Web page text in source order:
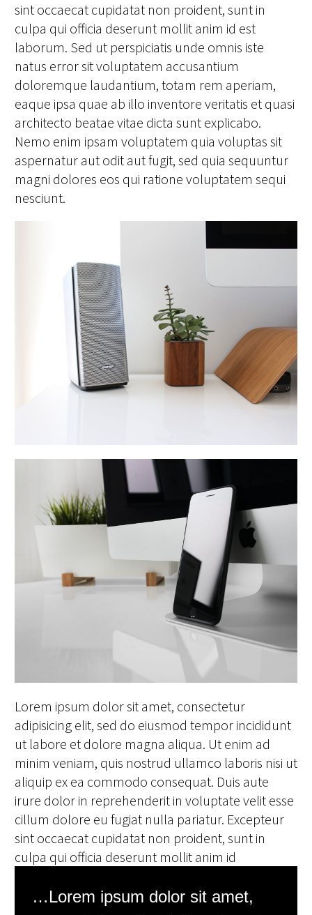
sint occaecat cupidatat non proident, sunt in
culpa qui officia deserunt mollit anim id est
laborum. Sed ut perspiciatis unde omnis iste
natus error sit voluptatem accusantium
doloremque laudantium, totam rem aperiam,
eaque ipsa quae ab illo inventore veritatis et quasi
architecto beatae vitae dicta sunt explicabo.
Nemo enim ipsam voluptatem quia voluptas sit
aspernatur aut odit aut fugit, sed quia sequuntur
magni dolores eos qui ratione voluptatem sequi
nesciunt.
Lorem ipsum dolor sit amet, consectetur
adipisicing elit, sed do eiusmod tempor incididunt
ut labore et dolore magna aliqua. Ut enim ad
minim veniam, quis nostrud ullamco laboris nisi ut
aliquip ex ea commodo consequat. Duis aute
irure dolor in reprehenderit in voluptate velit esse
cillum dolore eu fugiat nulla pariatur. Excepteur
sint occaecat cupidatat non proident, sunt in
culpa qui officia deserunt mollit anim id
…Lorem ipsum dolor sit amet,